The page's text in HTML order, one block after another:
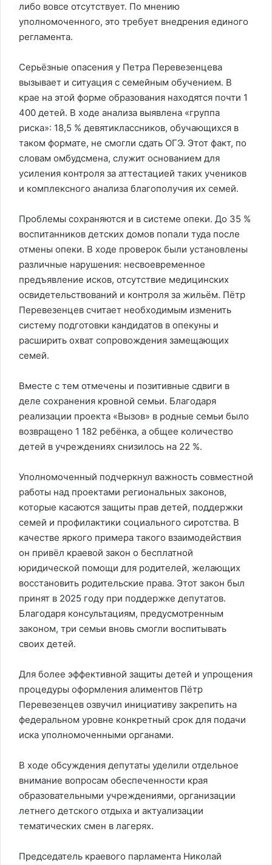
либо вовсе отсутствует. По мнению
уполномоченного, это требует внедрения единого
регламента.
Серьёзные опасения у Петра Перевезенцева
вызывает и ситуация с семейным обучением. В
крае на этой форме образования находятся почти 1
400 детей. В ходе анализа выявлена «группа
риска»: 18,5 % девятиклассников, обучающихся в
таком формате, не смогли сдать ОГЭ. Этот факт, по
словам омбудсмена, служит основанием для
усиления контроля за аттестацией таких учеников
и комплексного анализа благополучия их семей.
Проблемы сохраняются и в системе опеки. До 35 %
воспитанников детских домов попали туда после
отмены опеки. В ходе проверок были установлены
различные нарушения: несвоевременное
предъявление исков, отсутствие медицинских
освидетельствований и контроля за жильём. Пётр
Перевезенцев считает необходимым изменить
систему подготовки кандидатов в опекуны и
расширить охват сопровождения замещающих
семей.
Вместе с тем отмечены и позитивные сдвиги в
деле сохранения кровной семьи. Благодаря
реализации проекта «Вызов» в родные семьи было
возвращено 1 182 ребёнка, а общее количество
детей в учреждениях снизилось на 22 %.
Уполномоченный подчеркнул важность совместной
работы над проектами региональных законов,
которые касаются защиты прав детей, поддержки
семей и профилактики социального сиротства. В
качестве яркого примера такого взаимодействия
он привёл краевой закон о бесплатной
юридической помощи для родителей, желающих
восстановить родительские права. Этот закон был
принят в 2025 году при поддержке депутатов.
Благодаря консультациям, предусмотренным
законом, три семьи вновь смогли воспитывать
своих детей.
Для более эффективной защиты детей и упрощения
процедуры оформления алиментов Пётр
Перевезенцев озвучил инициативу закрепить на
федеральном уровне конкретный срок для подачи
иска уполномоченными органами.
В ходе обсуждения депутаты уделили отдельное
внимание вопросам обеспеченности края
образовательными учреждениями, организации
летнего детского отдыха и актуализации
тематических смен в лагерях.
Председатель краевого парламента Николай